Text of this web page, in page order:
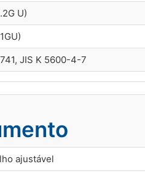
U)
JIS K 5600-4-7
ajustável